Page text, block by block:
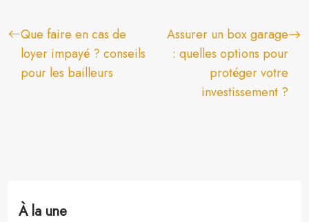
Que faire en cas de
loyer impayé ? conseils
pour les bailleurs
Assurer un box garage
: quelles options pour
protéger votre
investissement ?
À la une